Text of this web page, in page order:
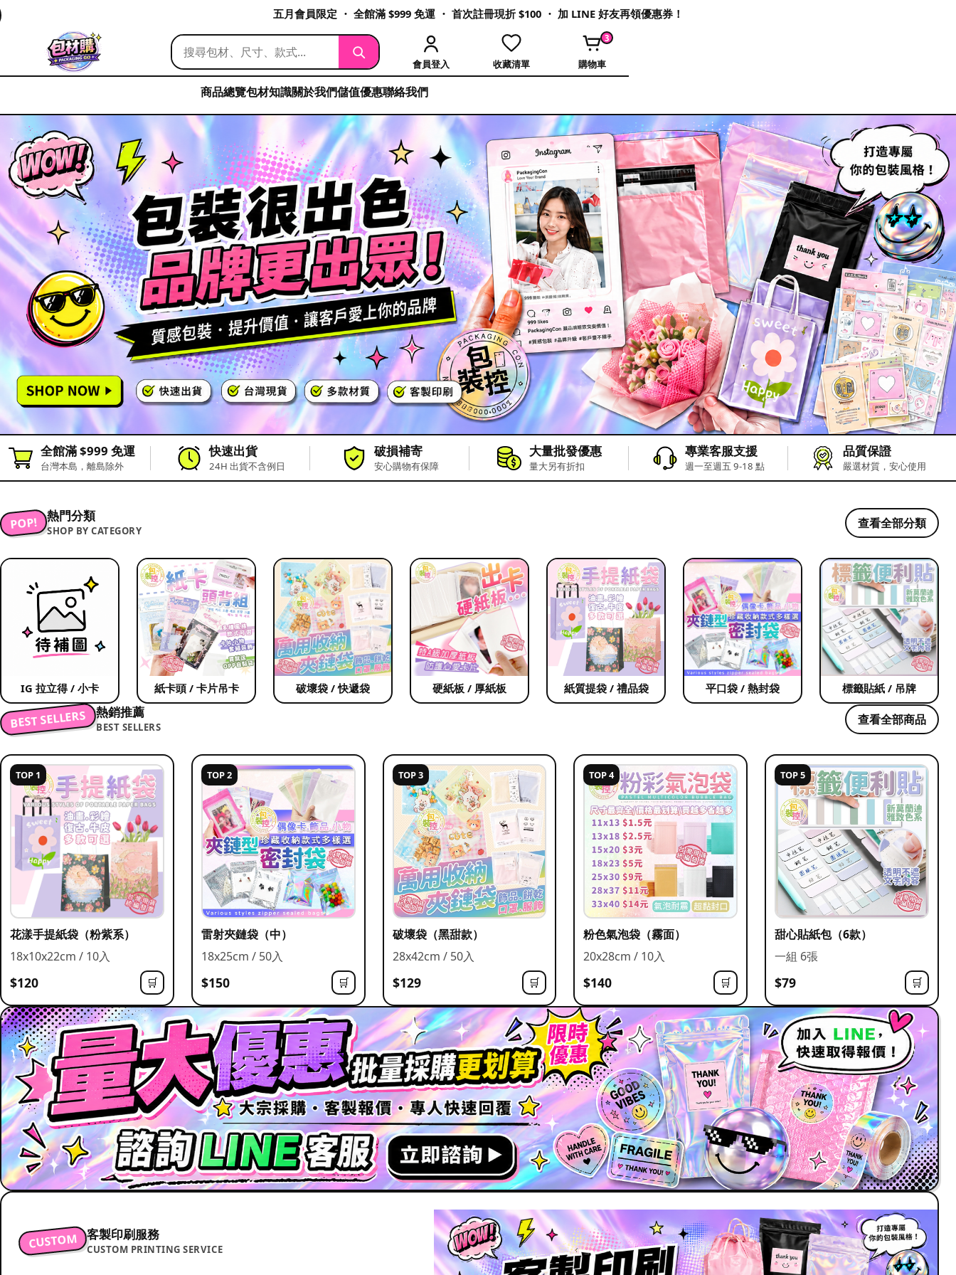
五月會員限定 ・ 全館滿 $999 免運 ・ 首次註冊現折 $100 ・ 加 LINE 好友再領優惠券！
會員登入 收藏清單
3
購物車
商品總覽包材知識關於我們儲值優惠聯絡我們
全館滿 $999 免運
台灣本島，離島除外
快速出貨
24H 出貨不含例日
破損補寄
安心購物有保障
大量批發優惠
量大另有折扣
專業客服支援
週一至週五 9-18 點
品質保證
嚴選材質，安心使用
POP! 熱門分類
SHOP BY CATEGORY
查看全部分類
IG 拉立得 / 小卡 紙卡頭 / 卡片吊卡 破壞袋 / 快遞袋 硬紙板 / 厚紙板 紙質提袋 / 禮品袋 平口袋 / 熱封袋 標籤貼紙 / 吊牌
BEST SELLERS 熱銷推薦
BEST SELLERS
查看全部商品
TOP 1
花漾手提紙袋（粉紫系）
18x10x22cm / 10入
$120 🛒
TOP 2
雷射夾鏈袋（中）
18x25cm / 50入
$150 🛒
TOP 3
破壞袋（黑甜款）
28x42cm / 50入
$129 🛒
TOP 4
粉色氣泡袋（霧面）
20x28cm / 10入
$140 🛒
TOP 5
甜心貼紙包（6款）
一組 6張
$79 🛒
CUSTOM 客製印刷服務
CUSTOM PRINTING SERVICE